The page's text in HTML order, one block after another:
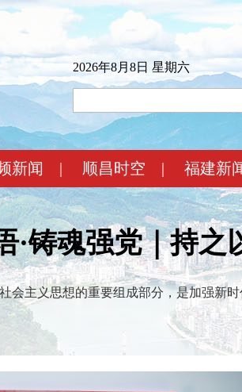
2026年8月8日 星期六
新闻 | 顺昌时空 | 福建新
·铸魂强党｜持
会主义思想的重要组成部分，是加强新